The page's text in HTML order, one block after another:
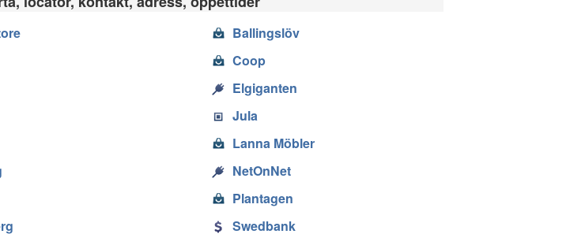
Ballingslöv
Coop
Elgiganten
Jula
Lanna Möbler
NetOnNet
Plantagen
Swedbank